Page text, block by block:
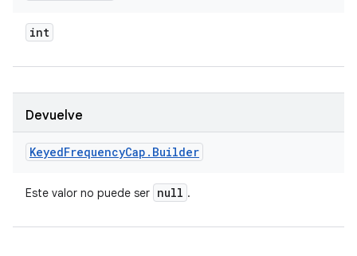
int
Devuelve
KeyedFrequencyCap . Builder
Este valor no puede ser null .